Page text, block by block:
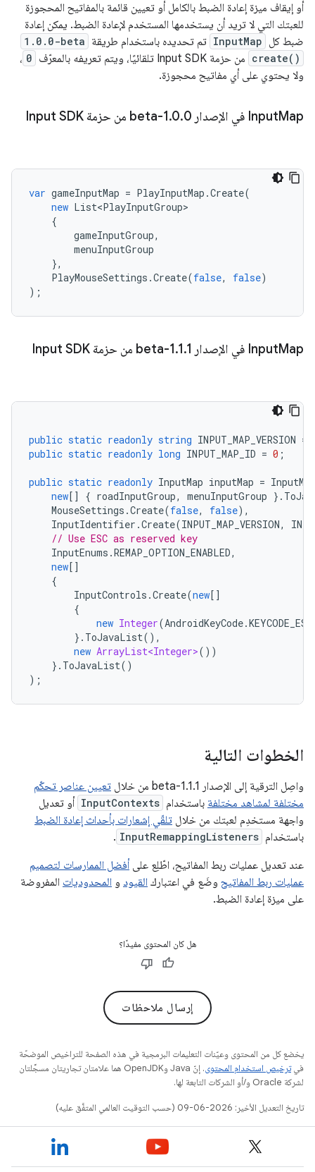
أو إيقاف ميزة إعادة الضبط بالكامل أو تعيين قائمة بالمفاتيح المحجوزة
للعبتك التي لا تريد أن يستخدمها المستخدم لإعادة الضبط. يمكن إعادة
ضبط كل InputMap تم تحديده باستخدام طريقة 1.0.0-beta
create() من حزمة Input SDK تلقائيًا، ويتم تعريفه بالمعرّف 0 ،
ولا يحتوي على أي مفاتيح محجوزة.
InputMap في الإصدار 1 .0.0-beta من حزمة Input SDK
var gameInputMap = PlayInputMap .Create(
new List<PlayInputGroup>
{
gameInputGroup,
menuInputGroup
},
PlayMouseSettings .Create(false, false)
);
InputMap في الإصدار 1 .1.1-beta من حزمة Input SDK
public static readonly string INPUT_MAP_VERSION =
public static readonly long INPUT_MAP_ID = 0 ;
public static readonly InputMap inputMap = InputMap
new [] { roadInputGroup, menuInputGroup }.
MouseSettings .Create(false, false),
InputIdentifier .Create(INPUT_MAP_VERSION,
// Use ESC as reserved key
InputEnums .REMAP_OPTION_ENABLED,
new []
{
InputControls .Create(new []
{
new Integer(AndroidKeyCode.
}. ToJavaList(),
new ArrayList<Integer>())
}. ToJavaList()
);
الخطوات التالية
واصِل الترقية إلى الإصدار 1.1.1-beta من خلال
تعيين عناصر تحكّم
مختلفة لمشاهد مختلفة باستخدام InputContexts أو تعديل
واجهة مستخدِم لعبتك من خلال تلقّي إشعارات بأحداث إعادة الضبط
باستخدام InputRemappingListeners
.
عند تعديل عمليات ربط المفاتيح، اطّلِع على أفضل الممارسات لتصميم
عمليات ربط المفاتيح وضَع في اعتبارك القيود و المحدوديات المفروضة
على ميزة إعادة الضبط.
هل كان المحتوى مفيدًا؟
إرسال ملاحظات
يخضع كل من المحتوى وعيّنات التعليمات البرمجية في هذه الصفحة للتراخيص الموضحّة
فيترخيص استخدام المحتوى
. إنّ Java وOpenJDK هما علامتان تجاريتان مسجَّلتان
لشركة Oracle و/أو الشركات التابعة لها.
تاريخ التعديل الأخير: 2026-06-09 (حسب التوقيت العالمي المتفَّق عليه)